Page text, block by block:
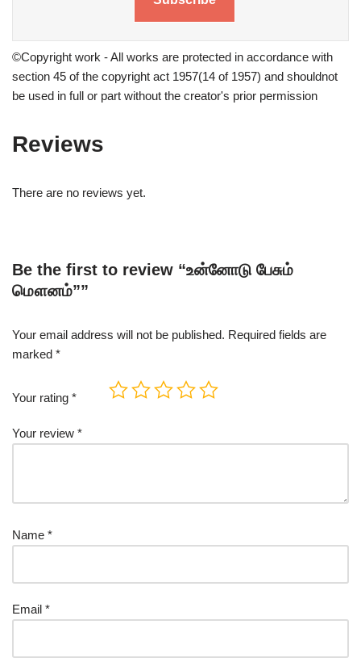
©Copyright work - All works are protected in accordance with
section 45 of the copyright act 1957(14 of 1957) and shouldnot
be used in full or part without the creator's prior permission
Reviews
There are no reviews yet.
Be the first to review “உன்னோடு பேசும்
மௌனம்””
Your email address will not be published. Required fields are
marked *
Your rating *
Your review *
Name *
Email *